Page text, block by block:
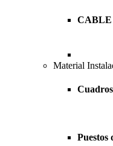
Material
Puestos